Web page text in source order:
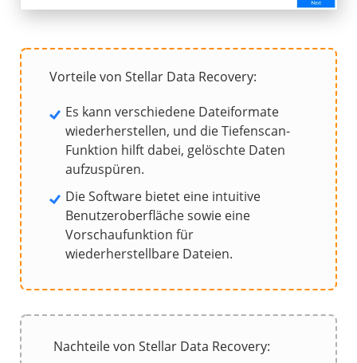
Vorteile von Stellar Data Recovery:
Es kann verschiedene Dateiformate
wiederherstellen, und die Tiefenscan-
Funktion hilft dabei, gelöschte Daten
aufzuspüren.
Die Software bietet eine intuitive
Benutzeroberfläche sowie eine
Vorschaufunktion für
wiederherstellbare Dateien.
Nachteile von Stellar Data Recovery: